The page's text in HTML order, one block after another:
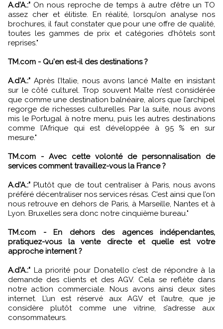
A.d'A.:" On nous reproche de temps à autre d’être un TO
assez cher et élitiste. En réalité, lorsqu’on analyse nos
brochures, il faut constater que pour une offre de qualité,
toutes les gammes de prix et catégories d’hôtels sont
reprises."
TM.com - Qu'en est-il des destinations ?
A.d'A.:" Après l’Italie, nous avons lancé Malte en insistant
sur le côté culturel. Trop souvent Malte n’est considérée
que comme une destination balnéaire, alors que l’archipel
regorge de richesses culturelles. Par la suite, nous avons
mis le Portugal à notre menu, puis les autres destinations
comme l’Afrique qui est développée à 95 % en sur
mesure."
TM.com - Avec cette volonté de personnalisation de
services comment travaillez-vous la France ?
A.d'A.:" Plutôt que de tout centraliser à Paris, nous avons
préféré décentraliser nos services résas. C’est ainsi que l’on
nous retrouve en dehors de Paris, à Marseille, Nantes et à
Lyon. Bruxelles sera donc notre cinquième bureau."
TM.com - En dehors des agences indépendantes,
pratiquez-vous la vente directe et quelle est votre
approche internent ?
A.d'A.:" La priorité pour Donatello c’est de répondre à la
demande des clients et des AGV. Cela se reflète dans
notre action commerciale. Nous avons ainsi deux sites
internet. L’un est réservé aux AGV et l’autre, que je
considère plutôt comme une vitrine, s’adresse aux
consommateurs.